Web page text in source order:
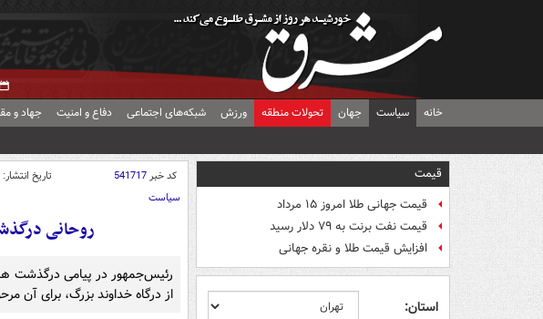
خانه سیاست جهان تحولات منطقه ورزش شبکه‌های اجتماعی دفاع و امنیت جهاد و
قیمت
قیمت جهانی طلا امروز ۱۵ مرداد
قیمت نفت برنت به ۷۹ دلار رسید
افزایش قیمت طلا و نقره جهانی
استان:
کد خبر541717 تاریخ انتشار:
سیاست
روحانی
رئیس‌جمهور در پیامی درگذشت
از درگاه خداوند بزرگ، برای آن